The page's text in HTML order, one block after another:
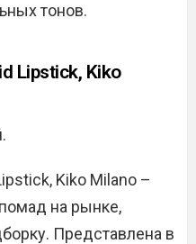
тонов.
Lipstick, Kiko
Kiko Milano –
на рынке,
Представлена в